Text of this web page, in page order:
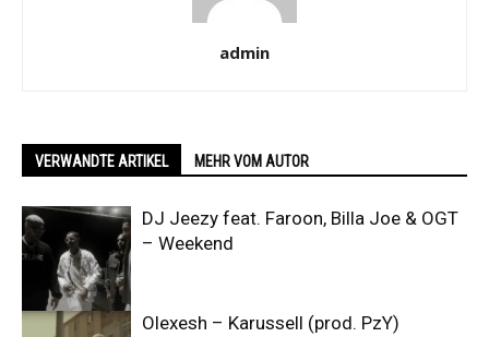
admin
VERWANDTE ARTIKEL MEHR VOM AUTOR
DJ Jeezy feat. Faroon, Billa Joe & OGT
– Weekend
Olexesh – Karussell (prod. PzY)